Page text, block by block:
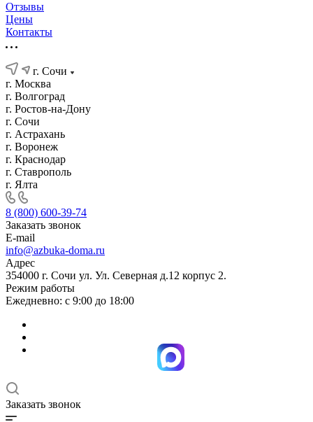
Отзывы
Цены
Контакты
г. Сочи
г. Москва
г. Волгоград
г. Ростов-на-Дону
г. Сочи
г. Астрахань
г. Воронеж
г. Краснодар
г. Ставрополь
г. Ялта
8 (800) 600-39-74
Заказать звонок
E-mail
info@azbuka-doma.ru
Адрес
354000 г. Сочи ул. Ул. Северная д.12 корпус 2.
Режим работы
Ежедневно: с 9:00 до 18:00
Заказать звонок